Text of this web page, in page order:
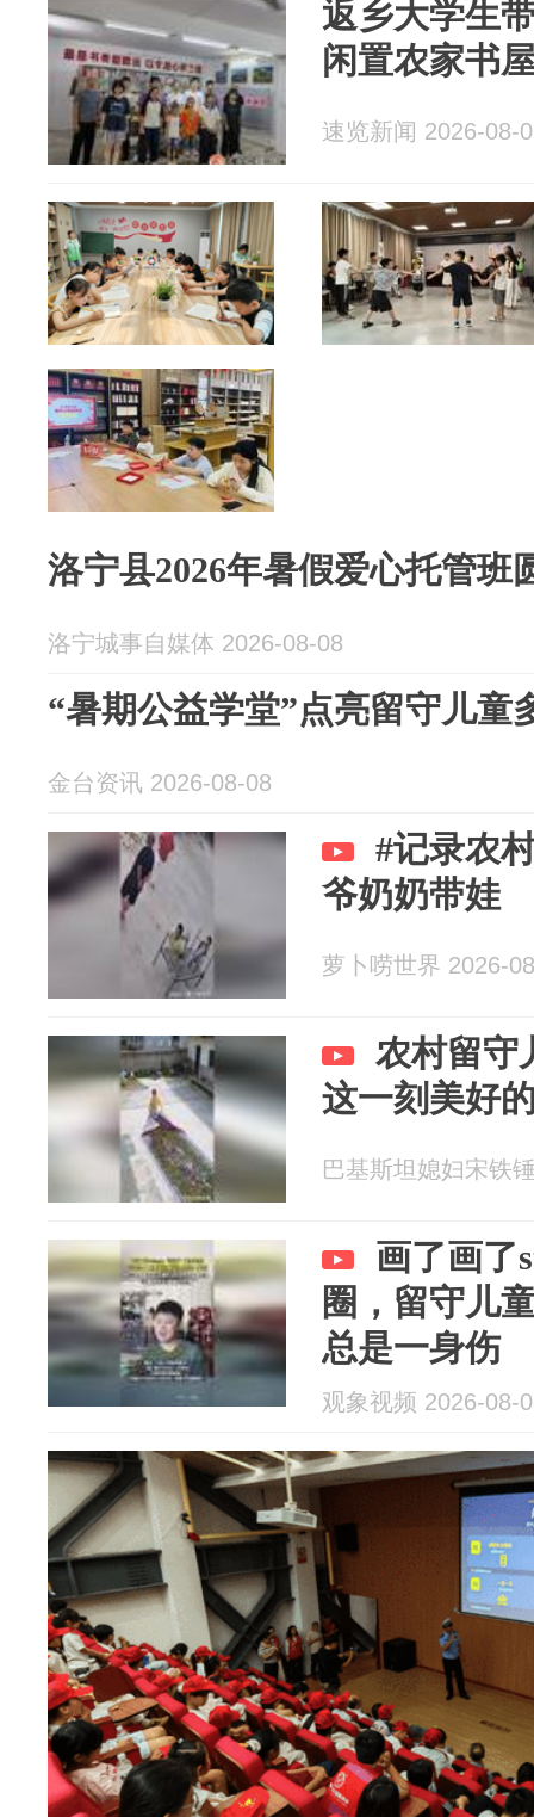
返乡大学生
闲置农家书
速览新闻 2026-08-
洛宁县2026年暑假爱心托管班
洛宁城事自媒体 2026-08-08
“暑期公益学堂”点亮留守儿童
金台资讯 2026-08-08
#记录农
爷奶奶带娃
萝卜唠世界 2026-
农村留守
这一刻美好
巴基斯坦媳妇宋铁
画了画了
圈，留守儿
总是一身伤
观象视频 2026-08-